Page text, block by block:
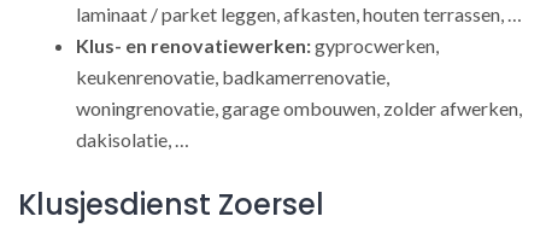
laminaat / parket leggen, afkasten, houten terrassen, …
Klus- en renovatiewerken:gyprocwerken,
keukenrenovatie, badkamerrenovatie,
woningrenovatie, garage ombouwen, zolder afwerken,
dakisolatie, …
Klusjesdienst Zoersel